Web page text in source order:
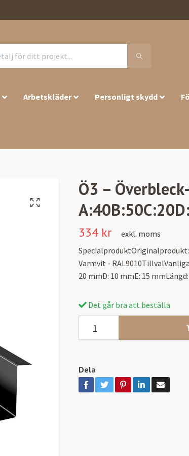
Arbetskläder Personligt skydd
Ö3 –
334 kr
exkl. moms
Varmvit -
20 mmD: 10 mmE: 15 mmLängd:
Det går bra att beställa
Dela